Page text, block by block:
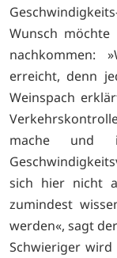
Wunsch möchte
nachkommen:
erreicht, denn
Weinspach
mache und
sich hier nicht
zumindest
werden«, sagt
Schwieriger